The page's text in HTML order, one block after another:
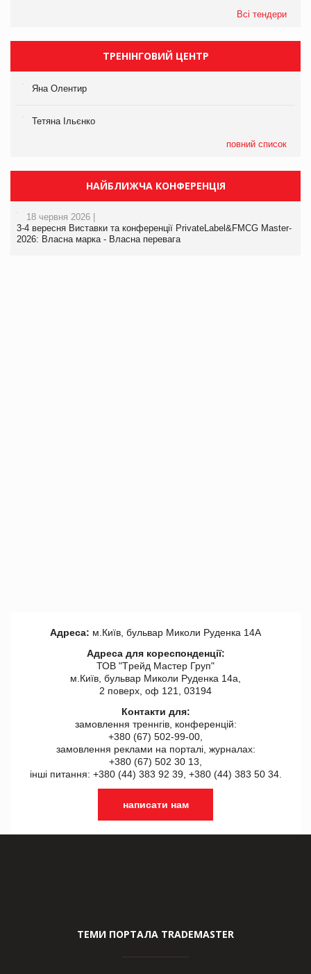
Всі тендери
ТРЕНІНГОВИЙ ЦЕНТР
Яна Олентир
Тетяна Ільєнко
повний список
НАЙБЛИЖЧА КОНФЕРЕНЦІЯ
18 червня 2026 |
3-4 вересня Виставки та конференції PrivateLabel&FMCG Master-
2026: Власна марка - Власна перевага
Адреса: м.Київ, бульвар Миколи Руденка 14А
Адреса для кореспонденції:
ТОВ "Tрейд Мастер Груп"
м.Київ, бульвар Миколи Руденка 14а,
2 поверх, оф 121, 03194
Контакти для:
замовлення треннгів, конференцій:
+380 (67) 502-99-00,
замовлення реклами на порталі, журналах:
+380 (67) 502 30 13,
інші питання: +380 (44) 383 92 39, +380 (44) 383 50 34.
написати нам
ТЕМИ ПОРТАЛА TRADEMASTER